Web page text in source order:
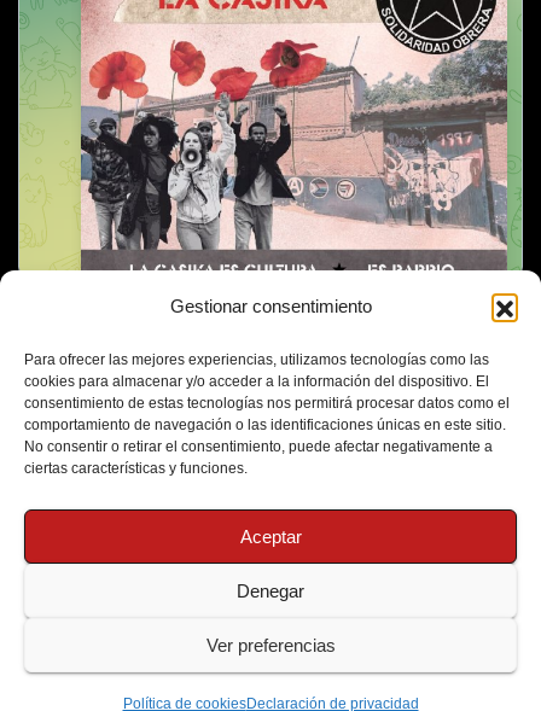
Gestionar consentimiento
Para ofrecer las mejores experiencias, utilizamos tecnologías como las
cookies para almacenar y/o acceder a la información del dispositivo. El
consentimiento de estas tecnologías nos permitirá procesar datos como el
comportamiento de navegación o las identificaciones únicas en este sitio.
No consentir o retirar el consentimiento, puede afectar negativamente a
ciertas características y funciones.
Aceptar
Denegar
Ver preferencias
Política de cookiesDeclaración de privacidad